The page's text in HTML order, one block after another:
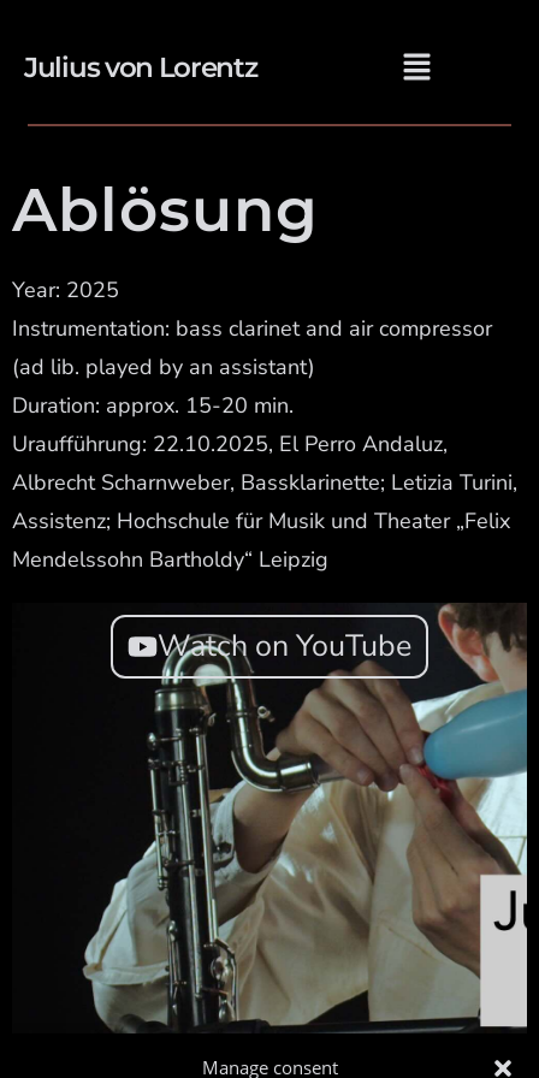
Manage consent
Julius von Lorentz
Ablösung
Year: 2025
Instrumentation: bass clarinet and air compressor
(ad lib. played by an assistant)
Duration: approx. 15-20 min.
Uraufführung: 22.10.2025, El Perro Andaluz,
Albrecht Scharnweber, Bassklarinette; Letizia Turini,
Assistenz; Hochschule für Musik und Theater „Felix
Mendelssohn Bartholdy“ Leipzig
Watch on YouTube